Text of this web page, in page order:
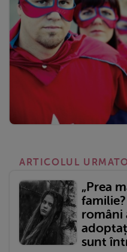
ARTICOLUL
„Prea
români
sunt